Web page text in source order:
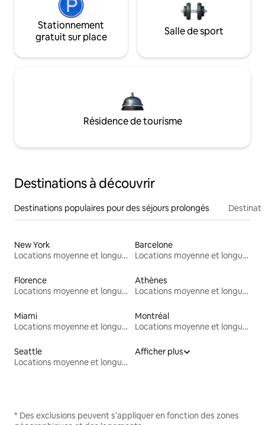
Stationnement
gratuit sur place
Salle de sport
Résidence de tourisme
Destinations à découvrir
Destinations populaires pour des séjours prolongés
New York
Locations moyenne et longue durée
Barcelone
Locations moyenne et longue durée
Florence
Locations moyenne et longue durée
Athènes
Locations moyenne et longue durée
Miami
Locations moyenne et longue durée
Montréal
Locations moyenne et longue durée
Seattle
Locations moyenne et longue durée
Afficher plus
* Des exclusions peuvent s'appliquer en fonction des zones